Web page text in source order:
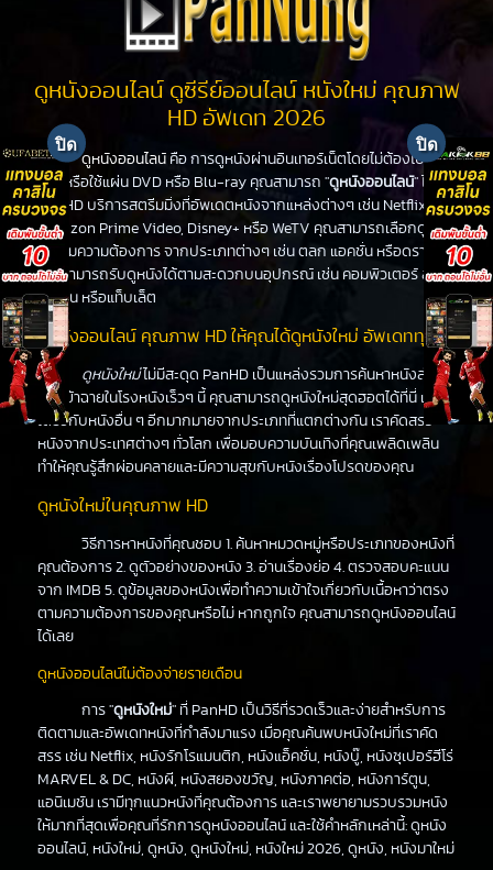
ดูหนังออนไลน์ ดูซีรีย์ออนไลน์ หนังใหม่ คุณภาพ
HD อัพเดท 2026
ดูหนังออนไลน์ คือ การดูหนังผ่านอินเทอร์เน็ตโดยไม่ต้องไปโรง
หนังหรือใช้แผ่น DVD หรือ Blu-ray คุณสามารถ "ดูหนังออนไลน์" ได้ที่
PanHD บริการสตรีมมิ่งที่อัพเดตหนังจากแหล่งต่างๆ เช่น Netflix,
Amazon Prime Video, Disney+ หรือ WeTV คุณสามารถเลือกดูหนัง
ได้ตามความต้องการ จากประเภทต่างๆ เช่น ตลก แอคชั่น หรือดราม่า
คุณสามารถรับดูหนังได้ตามสะดวกบนอุปกรณ์ เช่น คอมพิวเตอร์ สมา
ร์ทโฟน หรือแท็บเล็ต
ดูหนังออนไลน์ คุณภาพ HD ให้คุณได้ดูหนังใหม่ อัพเดททุกวัน
ดูหนังใหม่ไม่มีสะดุด PanHD เป็นแหล่งรวมการค้นหาหนังล่าสุด
ที่จะเข้าฉายในโรงหนังเร็วๆ นี้ คุณสามารถดูหนังใหม่สุดฮอตได้ที่นี่ เช่น
เดียวกับหนังอื่น ๆ อีกมากมายจากประเภทที่แตกต่างกัน เราคัดสรร
หนังจากประเทศต่างๆ ทั่วโลก เพื่อมอบความบันเทิงที่คุณเพลิดเพลิน
ทำให้คุณรู้สึกผ่อนคลายและมีความสุขกับหนังเรื่องโปรดของคุณ
ดูหนังใหม่ในคุณภาพ HD
วิธีการหาหนังที่คุณชอบ 1. ค้นหาหมวดหมู่หรือประเภทของหนังที่
คุณต้องการ 2. ดูตัวอย่างของหนัง 3. อ่านเรื่องย่อ 4. ตรวจสอบคะแนน
จาก IMDB 5. ดูข้อมูลของหนังเพื่อทำความเข้าใจเกี่ยวกับเนื้อหาว่าตรง
ตามความต้องการของคุณหรือไม่ หากถูกใจ คุณสามารถดูหนังออนไลน์
ได้เลย
ดูหนังออนไลน์ไม่ต้องจ่ายรายเดือน
การ "ดูหนังใหม่" ที่ PanHD เป็นวิธีที่รวดเร็วและง่ายสำหรับการ
ติดตามและอัพเดทหนังที่กำลังมาแรง เมื่อคุณค้นพบหนังใหม่ที่เราคัด
สรร เช่น Netflix, หนังรักโรแมนติก, หนังแอ็คชั่น, หนังบู๊, หนังซุเปอร์ฮีโร่
MARVEL & DC, หนังผี, หนังสยองขวัญ, หนังภาคต่อ, หนังการ์ตูน,
แอนิเมชัน เรามีทุกแนวหนังที่คุณต้องการ และเราพยายามรวบรวมหนัง
ให้มากที่สุดเพื่อคุณที่รักการดูหนังออนไลน์ และใช้คำหลักเหล่านี้: ดูหนัง
ออนไลน์, หนังใหม่, ดูหนัง, ดูหนังใหม่, หนังใหม่ 2026, ดูหนัง, หนังมาใหม่